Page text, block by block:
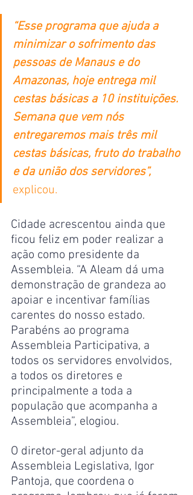
“Esse programa que ajuda a
minimizar o sofrimento das
pessoas de Manaus e do
Amazonas, hoje entrega mil
cestas básicas a 10 instituições.
Semana que vem nós
entregaremos mais três mil
cestas básicas, fruto do trabalho
e da união dos servidores”,
explicou.
Cidade acrescentou ainda que
ficou feliz em poder realizar a
ação como presidente da
Assembleia. “A Aleam dá uma
demonstração de grandeza ao
apoiar e incentivar famílias
carentes do nosso estado.
Parabéns ao programa
Assembleia Participativa, a
todos os servidores envolvidos,
a todos os diretores e
principalmente a toda a
população que acompanha a
Assembleia”, elogiou.
O diretor-geral adjunto da
Assembleia Legislativa, Igor
Pantoja, que coordena o